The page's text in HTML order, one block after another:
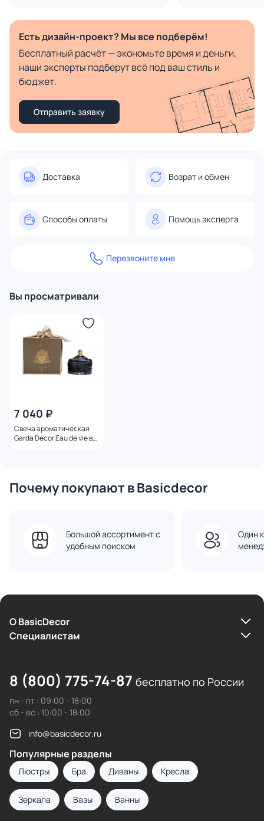
Есть дизайн-проект? Мы все подберём!
Бесплатный расчёт — экономьте время и деньги,
наши эксперты подберут всё под ваш стиль и
бюджет.
Отправить заявку
Доставка Возрат и обмен
Способы оплаты Помощь эксперта
Перезвоните мне
Вы просматривали
7 040 ₽
Свеча ароматическая
Garda Decor Eau de vie в
Почему покупают в Basicdecor
Большой ассортимент с
удобным поиском
Один
О BasicDecor
Cпециалистам
8 (800) 775-74-87 бесплатно по России
пн - пт : 09:00 - 18:00
сб - вс : 10:00 - 18:00
info@basicdecor.ru
Популярные разделы
Люстры Бра Диваны Кресла
Зеркала Вазы Ванны